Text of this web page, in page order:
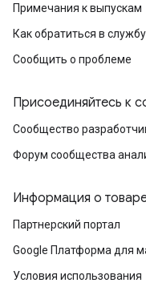
Примечания к выпускам
Как обратиться в
Сообщить о проблеме
Присоединяйтесь к
Сообщество
Форум сообщества
Информация о
Партнерский портал
Google Платформа для
Условия использования